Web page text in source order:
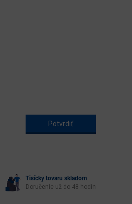
Tisícky tovaru skladom
Doručenie už do 48 hodín